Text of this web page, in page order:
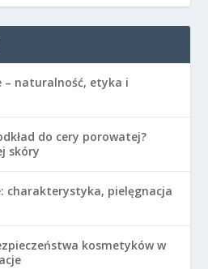
– naturalność, etyka i
do cery porowatej?
skóry
charakterystyka, pielęgnacja
kosmetyków w